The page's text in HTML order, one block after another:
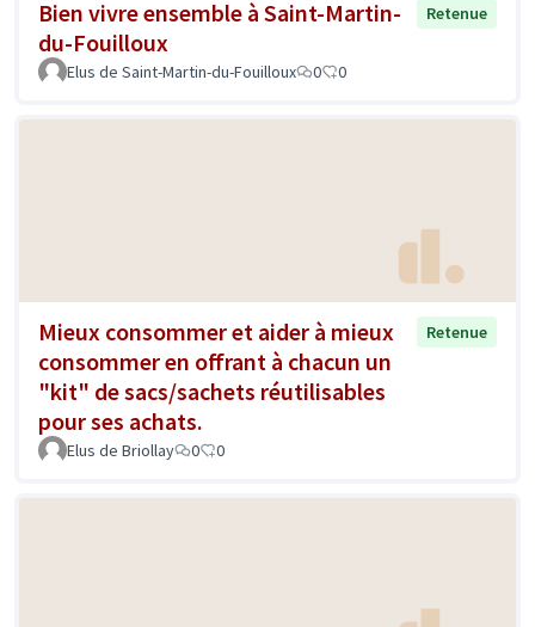
Bien vivre ensemble à Saint-Martin-
du-Fouilloux
Retenue
Elus de Saint-Martin-du-Fouilloux 0 0
Mieux consommer et aider à mieux
consommer en offrant à chacun un
"kit" de sacs/sachets réutilisables
pour ses achats.
Retenue
Elus de Briollay 0 0